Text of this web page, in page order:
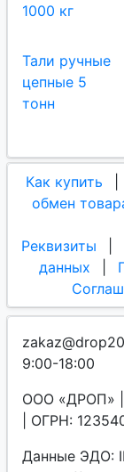
1000 кг
Тали ручные
цепные 5
тонн
Как купить
обмен
Реквизиты
данных
9:00-18:00
ООО «ДРОП» |
| ОГРН:
Данные ЭДО: